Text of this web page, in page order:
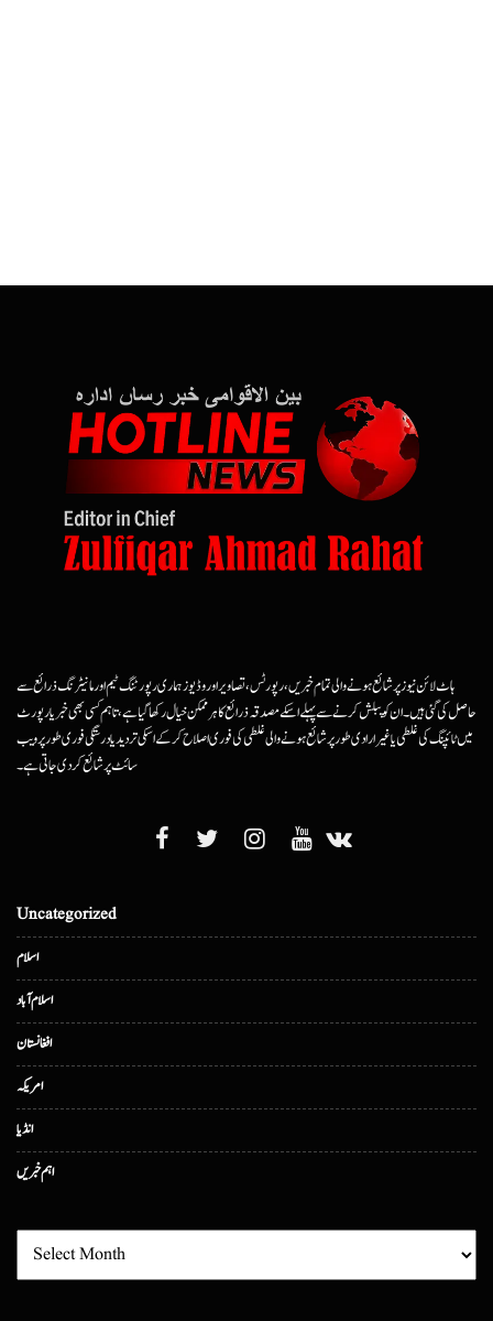
ہاٹ لائن نیوز پر شائع ہونے والی تمام خبریں، رپورٹس، تصاویر اور وڈیوز ہماری رپورٹنگ ٹیم اور مانیٹرنگ ذرائع سے
حاصل کی گئی ہیں۔ ان کو پبلش کرنے سے پہلے اسکے مصدقہ ذرائع کا ہرممکن خیال رکھا گیا ہے، تاہم کسی بھی خبر یا رپورٹ
میں ٹائپنگ کی غلطی یا غیرارادی طور پر شائع ہونے والی غلطی کی فوری اصلاح کرکے اسکی تردید یا درستگی فوری طور پر ویب
سائٹ پر شائع کردی جاتی ہے۔
Uncategorized
اسلام
اسلام آباد
افغانستان
امریکہ
انڈیا
اہم خبریں